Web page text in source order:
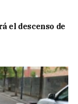
el descenso de